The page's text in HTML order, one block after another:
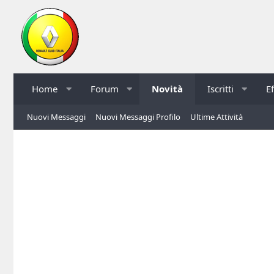
Home Forum Novità Iscritti
Nuovi Messaggi Nuovi Messaggi Profilo Ultime Attività